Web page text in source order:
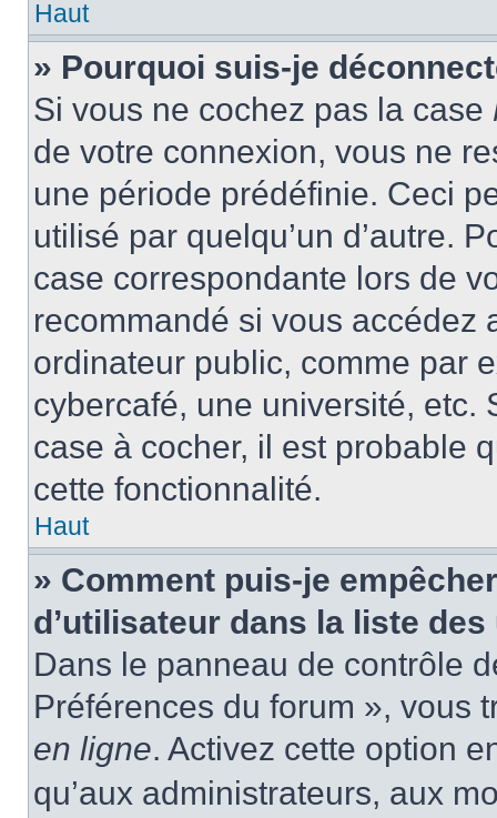
Haut
» Pourquoi suis-je
Si vous ne cochez pas la case
de votre connexion, vous ne
une période prédéfinie. Ceci
utilisé par quelqu’un d’autre.
case correspondante lors de
recommandé si vous accédez
ordinateur public, comme par
cybercafé, une université, etc.
case à cocher, il est probable
cette fonctionnalité.
Haut
» Comment puis-je
d’utilisateur dans la liste
Dans le panneau de contrôle
Préférences du forum », vous
en ligne. Activez cette option
qu’aux administrateurs, aux